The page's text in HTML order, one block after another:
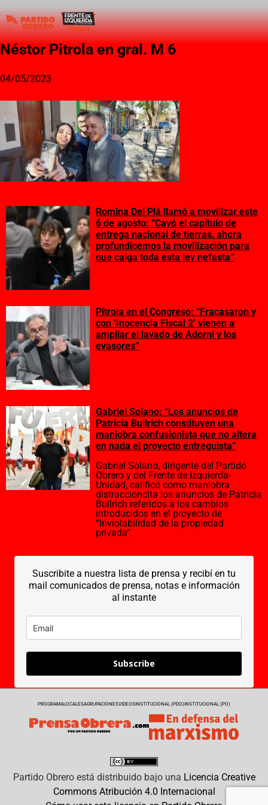
Néstor Pitrola en gral. M 6
04/05/2023
Romina Del Plá llamó a movilizar este
6 de agosto: “Cayó el capítulo de
entrega nacional de tierras, ahora
profundicemos la movilización para
que caiga toda esta ley nefasta”
Pitrola en el Congreso: “Fracasaron y
con ‘Inocencia Fiscal 2’ vienen a
ampliar el lavado de Adorni y los
evasores”
Gabriel Solano: “Los anuncios de
Patricia Bullrich constituyen una
maniobra confusionista que no altera
en nada el proyecto entreguista”
Gabriel Solano, dirigente del Partido
Obrero y del Frente de Izquierda-
Unidad, calificó como maniobra
distraccioncita los anuncios de Patricia
Bullrich referidos a los cambios
introducidos en el proyecto de
“Inviolabilidad de la propiedad
privada”.
Suscribite a nuestra lista de prensa y recibí en tu
mail comunicados de prensa, notas e información
al instante
Subscribe
PROGRAMALOCALESAGRUPACIONESVIDEOSINSTITUCIONAL (PDO)INSTITUCIONAL (PO)
Partido Obreroestá distribuido bajo una Licencia Creative
Commons Atribución 4.0 Internacional